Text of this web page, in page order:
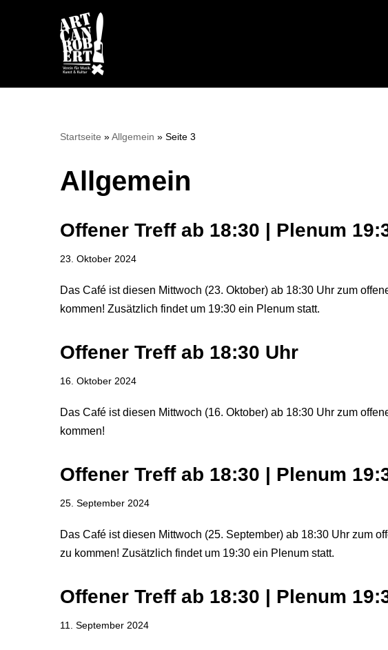
Startseite »Allgemein » Seite 3
Allgemein
Offener Treff ab 18:30 | Plenum
23. Oktober 2024
Das Café ist diesen Mittwoch (23. Oktober) ab 18:30 Uhr zum
kommen! Zusätzlich findet um 19:30 ein Plenum statt.
Offener Treff ab 18:30 Uhr
16. Oktober 2024
Das Café ist diesen Mittwoch (16. Oktober) ab 18:30 Uhr zum
kommen!
Offener Treff ab 18:30 | Plenum
25. September 2024
Das Café ist diesen Mittwoch (25. September) ab 18:30 Uhr zum
zu kommen! Zusätzlich findet um 19:30 ein Plenum statt.
Offener Treff ab 18:30 | Plenum
11. September 2024